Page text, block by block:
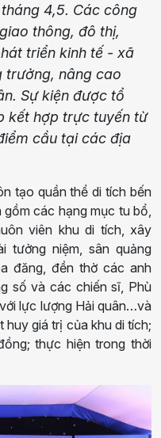
4,5. Các công
thông, đô thị,
triển kinh tế - xã
trưởng, nâng cao
Sự kiện được tổ
kết hợp trực tuyến từ
cầu tại các địa
tạo quần thể di tích bến
các hạng mục tu bổ,
viên khu di tích, xây
tưởng niệm, sân quảng
đăng, đền thờ các anh
số và các chiếnsĩ , Phù
lực lượng Hải quân…và
huy giá trị của khu di tích;
;thực hiệntrong thời